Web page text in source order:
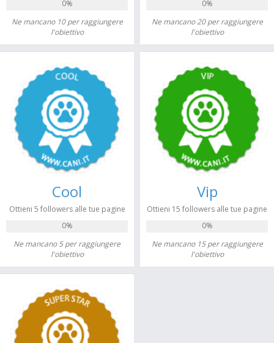
0%
Ne mancano 10 per raggiungere
l'obiettivo
0%
Ne mancano 20 per raggiungere
l'obiettivo
Cool
Ottieni 5 followers alle tue pagine
0%
Ne mancano 5 per raggiungere
l'obiettivo
Vip
Ottieni 15 followers alle tue pagine
0%
Ne mancano 15 per raggiungere
l'obiettivo